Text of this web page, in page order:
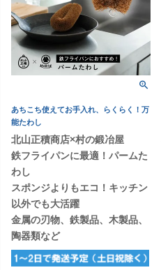
あちこち使えてお手入れ、らくらく！万
能たわし
北山正積商店×村の鍛冶屋
鉄フライパンに最適！パームた
わし
スポンジよりもエコ！キッチン
以外でも大活躍
金属の刃物、鉄製品、木製品、
陶器類など